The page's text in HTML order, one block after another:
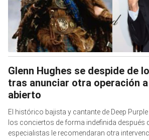
Glenn Hughes se despide de
tras anunciar otra operación
abierto
El histórico bajista y cantante de Deep
los conciertos de forma indefinida después
especialistas le recomendaran otra